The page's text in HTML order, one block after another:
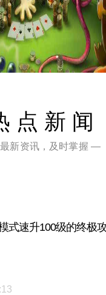
点新闻
新资讯，及时掌握 —
式速升100级的终极